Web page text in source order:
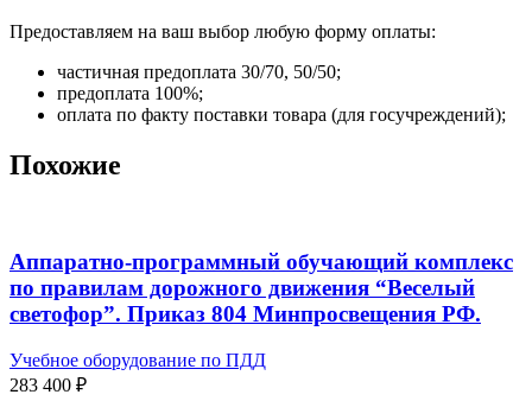
Предоставляем на ваш выбор любую форму оплаты:
частичная предоплата 30/70, 50/50;
предоплата 100%;
оплата по факту поставки товара (для госучреждений);
Похожие
Аппаратно-программный обучающий комплекс
по правилам дорожного движения “Веселый
светофор”. Приказ 804 Минпросвещения РФ.
Учебное оборудование по ПДД
283 400 ₽